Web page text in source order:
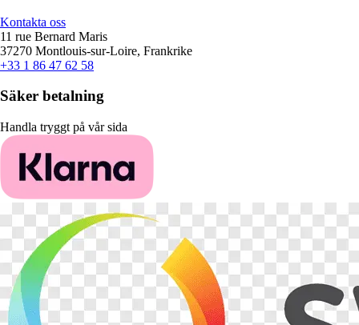
Kontakta oss
11 rue Bernard Maris
37270 Montlouis-sur-Loire, Frankrike
+33 1 86 47 62 58
Säker betalning
Handla tryggt på vår sida